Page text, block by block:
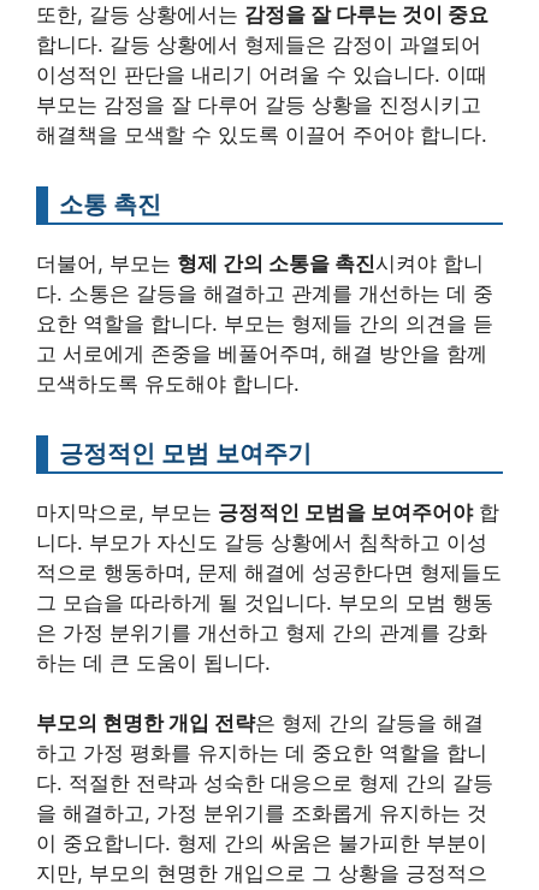
또한, 갈등 상황에서는 감정을 잘 다루는 것이 중요
합니다. 갈등 상황에서 형제들은 감정이 과열되어
이성적인 판단을 내리기 어려울 수 있습니다. 이때
부모는 감정을 잘 다루어 갈등 상황을 진정시키고
해결책을 모색할 수 있도록 이끌어 주어야 합니다.
소통 촉진
더불어, 부모는 형제 간의 소통을 촉진시켜야 합니
다. 소통은 갈등을 해결하고 관계를 개선하는 데 중
요한 역할을 합니다. 부모는 형제들 간의 의견을 듣
고 서로에게 존중을 베풀어주며, 해결 방안을 함께
모색하도록 유도해야 합니다.
긍정적인 모범 보여주기
마지막으로, 부모는 긍정적인 모범을 보여주어야합
니다. 부모가 자신도 갈등 상황에서 침착하고 이성
적으로 행동하며, 문제 해결에 성공한다면 형제들도
그 모습을 따라하게 될 것입니다. 부모의 모범 행동
은 가정 분위기를 개선하고 형제 간의 관계를 강화
하는 데 큰 도움이 됩니다.
부모의 현명한 개입 전략은 형제 간의 갈등을 해결
하고 가정 평화를 유지하는 데 중요한 역할을 합니
다. 적절한 전략과 성숙한 대응으로 형제 간의 갈등
을 해결하고, 가정 분위기를 조화롭게 유지하는 것
이 중요합니다. 형제 간의 싸움은 불가피한 부분이
지만, 부모의 현명한 개입으로 그 상황을 긍정적으